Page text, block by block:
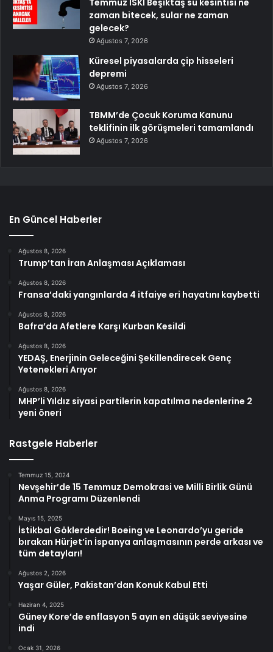
Temmuz İSKİ Beşiktaş su kesintisi ne
zaman bitecek, sular ne zaman
gelecek?
Ağustos 7, 2026
Küresel piyasalarda çip hisseleri
depremi
Ağustos 7, 2026
TBMM’de Çocuk Koruma Kanunu
teklifinin ilk görüşmeleri tamamlandı
Ağustos 7, 2026
En Güncel Haberler
Ağustos 8, 2026
Trump’tan İran Anlaşması Açıklaması
Ağustos 8, 2026
Fransa’daki yangınlarda 4 itfaiye eri hayatını kaybetti
Ağustos 8, 2026
Bafra’da Afetlere Karşı Kurban Kesildi
Ağustos 8, 2026
YEDAŞ, Enerjinin Geleceğini Şekillendirecek Genç
Yetenekleri Arıyor
Ağustos 8, 2026
MHP’li Yıldız siyasi partilerin kapatılma nedenlerine 2
yeni öneri
Rastgele Haberler
Temmuz 15, 2024
Nevşehir’de 15 Temmuz Demokrasi ve Milli Birlik Günü
Anma Programı Düzenlendi
Mayıs 15, 2025
İstikbal Göklerdedir! Boeing ve Leonardo’yu geride
bırakan Hürjet’in İspanya anlaşmasının perde arkası ve
tüm detayları!
Ağustos 2, 2026
Yaşar Güler, Pakistan’dan Konuk Kabul Etti
Haziran 4, 2025
Güney Kore’de enflasyon 5 ayın en düşük seviyesine
indi
Ocak 31, 2026